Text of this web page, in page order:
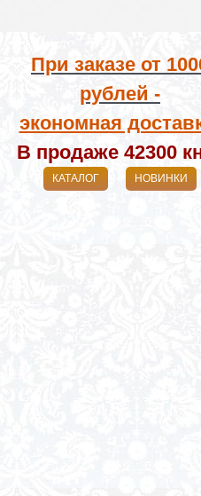
При заказе от
рублей -
экономная
В продаже 42300
КАТАЛОГ НОВИНКИ